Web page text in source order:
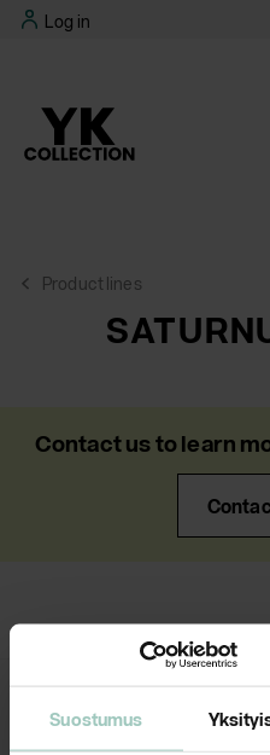
Suostumus
Skip Log in
Product lines
Contact us to learn